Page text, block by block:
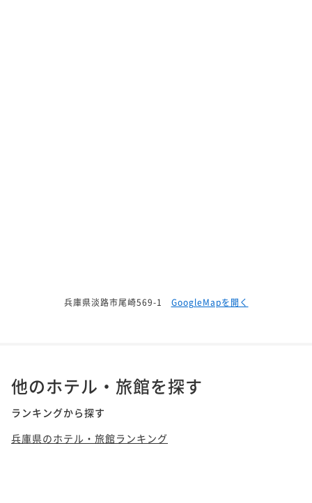
兵庫県淡路市尾崎569-1 GoogleMapを開く
他のホテル・旅館を探す
ランキングから探す
兵庫県のホテル・旅館ランキング